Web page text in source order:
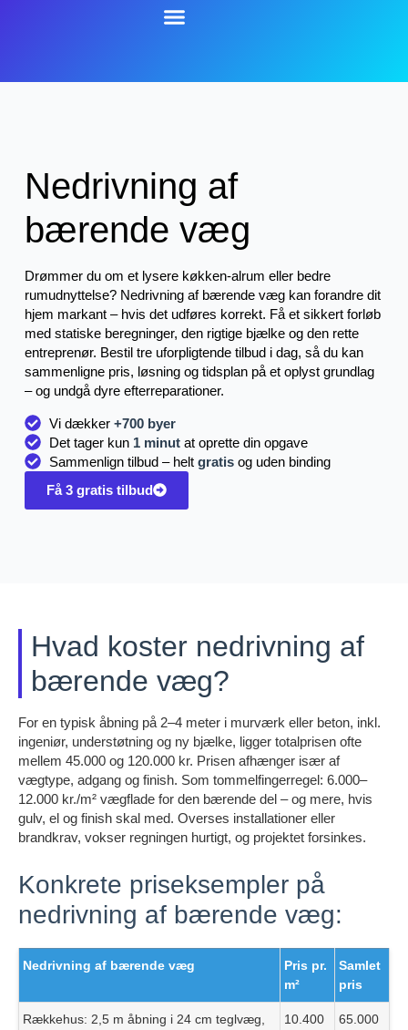
Nedrivning af
bærende væg
Drømmer du om et lysere køkken-alrum eller bedre
rumudnyttelse? Nedrivning af bærende væg kan forandre dit
hjem markant – hvis det udføres korrekt. Få et sikkert forløb
med statiske beregninger, den rigtige bjælke og den rette
entreprenør. Bestil tre uforpligtende tilbud i dag, så du kan
sammenligne pris, løsning og tidsplan på et oplyst grundlag
– og undgå dyre efterreparationer.
Vi dækker+700 byer
Det tager kun 1 minut at oprette din opgave
Sammenlign tilbud – heltgratis og uden binding
Få 3 gratis tilbud
Hvad koster nedrivning af
bærende væg?
For en typisk åbning på 2–4 meter i murværk eller beton, inkl.
ingeniør, understøtning og ny bjælke, ligger totalprisen ofte
mellem 45.000 og 120.000 kr. Prisen afhænger især af
vægtype, adgang og finish. Som tommelfingerregel: 6.000–
12.000 kr./m² vægflade for den bærende del – og mere, hvis
gulv, el og finish skal med. Overses installationer eller
brandkrav, vokser regningen hurtigt, og projektet forsinkes.
Konkrete priseksempler på
nedrivning af bærende væg:
Nedrivning af bærende væg
Pris pr.
m²
Samlet
pris
Rækkehus: 2,5 m åbning i 24 cm teglvæg,
10.400
65.000